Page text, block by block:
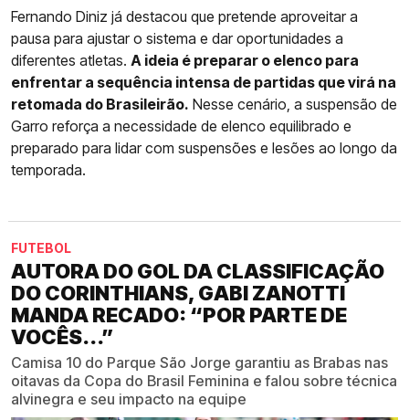
Fernando Diniz já destacou que pretende aproveitar a
pausa para ajustar o sistema e dar oportunidades a
diferentes atletas. A ideia é preparar o elenco para
enfrentar a sequência intensa de partidas que virá na
retomada do Brasileirão. Nesse cenário, a suspensão de
Garro reforça a necessidade de elenco equilibrado e
preparado para lidar com suspensões e lesões ao longo da
temporada.
FUTEBOL
AUTORA DO GOL DA CLASSIFICAÇÃO
DO CORINTHIANS, GABI ZANOTTI
MANDA RECADO: “POR PARTE DE
VOCÊS...”
Camisa 10 do Parque São Jorge garantiu as Brabas nas
oitavas da Copa do Brasil Feminina e falou sobre técnica
alvinegra e seu impacto na equipe